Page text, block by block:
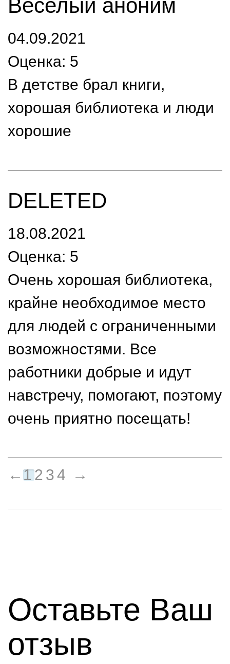
Веселый аноним
04.09.2021
Оценка: 5
В детстве брал книги,
хорошая библиотека и люди
хорошие
DELETED
18.08.2021
Оценка: 5
Очень хорошая библиотека,
крайне необходимое место
для людей с ограниченными
возможностями. Все
работники добрые и идут
навстречу, помогают, поэтому
очень приятно посещать!
←12 34 →
Оставьте Ваш
отзыв